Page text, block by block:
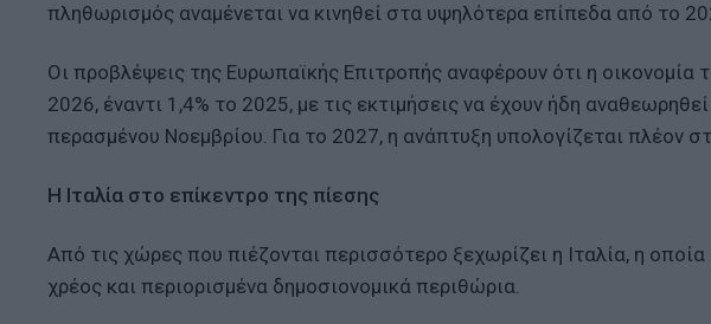
πληθωρισμός αναμένεται να κινηθεί στα υψηλότερα επίπεδα από το
Οι προβλέψεις της Ευρωπαϊκής Επιτροπής αναφέρουν ότι η
2026, έναντι 1,4% το 2025, με τις εκτιμήσεις να έχουν ήδη
περασμένου Νοεμβρίου. Για το 2027, η ανάπτυξη υπολογίζεται πλέον
Η Ιταλία στο επίκεντρο της πίεσης
Από τις χώρες που πιέζονται περισσότερο ξεχωρίζει η Ιταλία, η
χρέος και περιορισμένα δημοσιονομικά περιθώρια.